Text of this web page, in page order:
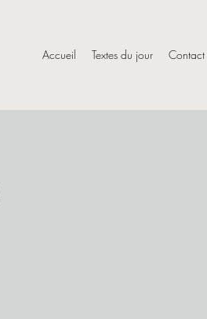
Accueil Textes du jour Contact